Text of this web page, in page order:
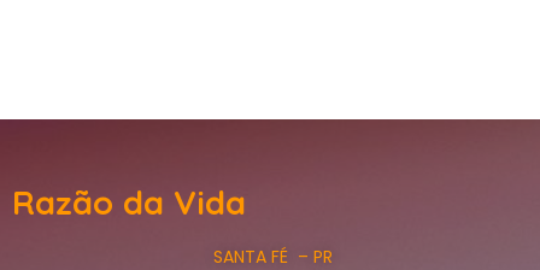
Razão da Vida
SANTA FÉ – PR